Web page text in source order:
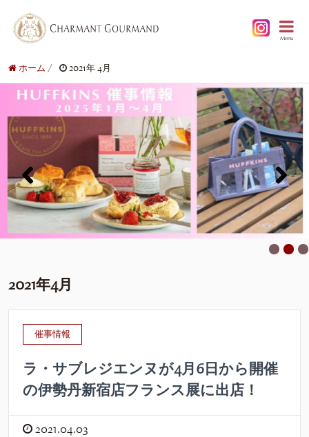
Menu
ホーム / 2021年 4月
2021年4月
催事情報
ラ・サブレジエンヌが4月6日から開催
の伊勢丹新宿店フランス展に出店！
2021.04.03